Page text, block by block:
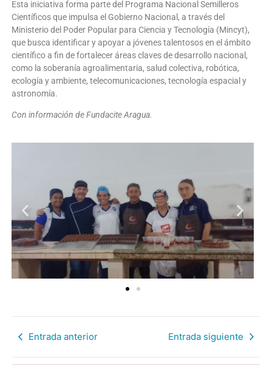
Esta iniciativa forma parte del Programa Nacional Semilleros
Científicos que impulsa el Gobierno Nacional, a través del
Ministerio del Poder Popular para Ciencia y Tecnología (Mincyt),
que busca identificar y apoyar a jóvenes talentosos en el ámbito
científico a fin de fortalecer áreas claves de desarrollo nacional,
como la soberanía agroalimentaria, salud colectiva, robótica,
ecología y ambiente, telecomunicaciones, tecnología espacial y
astronomía.
Con información de Fundacite Aragua.
Entrada anterior Entrada siguiente